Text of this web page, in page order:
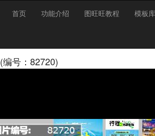
首页 功能介绍 图旺旺教程 模板库
号：82720)